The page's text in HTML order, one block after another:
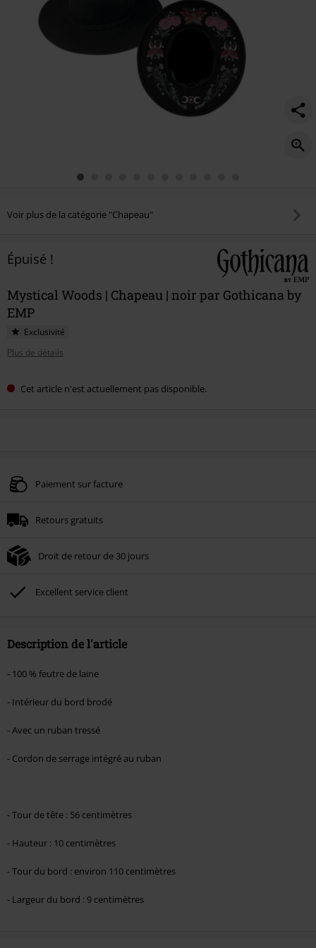
Voir plus de la catégorie "Chapeau"
Épuisé !
Mystical Woods | Chapeau | noir par Gothicana by
EMP
Exclusivité
Plus de détails
Cet article n'est actuellement pas disponible.
Paiement sur facture
Retours gratuits
Droit de retour de 30 jours
Excellent service client
Description de l'article
- 100 % feutre de laine
- Intérieur du bord brodé
- Avec un ruban tressé
- Cordon de serrage intégré au ruban
- Tour de tête : 56 centimètres
- Hauteur : 10 centimètres
- Tour du bord : environ 110 centimètres
- Largeur du bord : 9 centimètres